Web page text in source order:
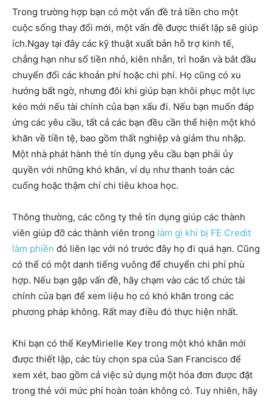
Trong trường hợp bạn có một vấn đề trả tiền cho một
cuộc sống thay đổi mới, một vấn đề được thiết lập sẽ giúp
ích.Ngay tại đây các kỹ thuật xuất bản hỗ trợ kinh tế,
chẳng hạn như số tiền nhỏ, kiên nhẫn, trì hoãn và bắt đầu
chuyển đổi các khoản phí hoặc chi phí. Họ cũng có xu
hướng bất ngờ, nhưng đôi khi giúp bạn khôi phục một lực
kéo mới nếu tài chính của bạn xấu đi. Nếu bạn muốn đáp
ứng các yêu cầu, tất cả các bạn đều cần thể hiện một khó
khăn về tiền tệ, bao gồm thất nghiệp và giảm thu nhập.
Một nhà phát hành thẻ tín dụng yêu cầu bạn phải ủy
quyền với những khó khăn, ví dụ như thanh toán các
cuống hoặc thậm chí chi tiêu khoa học.
Thông thường, các công ty thẻ tín dụng giúp các thành
viên giúp đỡ các thành viên trong làm gì khi bị FE Credit
làm phiền đó liên lạc với nó trước đây họ đi quá hạn. Cũng
có thể có một danh tiếng vuông để chuyển chi phí phù
hợp. Nếu bạn gặp vấn đề, hãy chạm vào các tổ chức tài
chính của bạn để xem liệu họ có khó khăn trong các
phương pháp không. Rất may điều đó thực hiện nhất.
Khi bạn có thể KeyMirielle Key trong một khó khăn mới
được thiết lập, các tùy chọn spa của San Francisco để
xem xét, bao gồm cả việc sử dụng một hóa đơn được đặt
trong thẻ với mức phí hoàn toàn không có. Tuy nhiên, hãy